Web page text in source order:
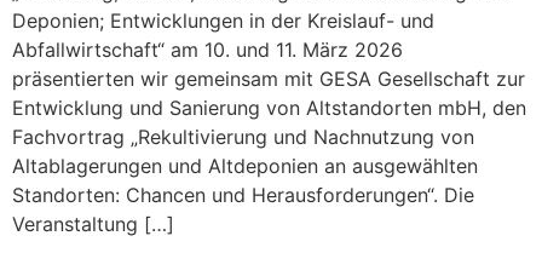
Deponien; Entwicklungen in der Kreislauf- und
Abfallwirtschaft“ am 10. und 11. März 2026
präsentierten wir gemeinsam mit GESA Gesellschaft zur
Entwicklung und Sanierung von Altstandorten mbH, den
Fachvortrag „Rekultivierung und Nachnutzung von
Altablagerungen und Altdeponien an ausgewählten
Standorten: Chancen und Herausforderungen“. Die
Veranstaltung […]